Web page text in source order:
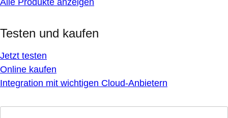
Alle Produkte anzeigen
Testen und kaufen
Jetzt testen
Online kaufen
Integration mit wichtigen Cloud-Anbietern